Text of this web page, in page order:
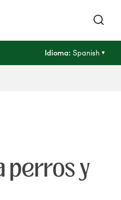
Idioma: Spanish
perros y